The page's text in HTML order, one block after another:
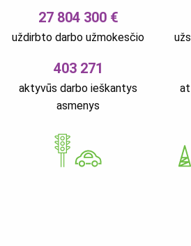
27 804 300 €
uždirbto darbo užmokesčio
403 271
aktyvūs darbo ieškantys
asmenys